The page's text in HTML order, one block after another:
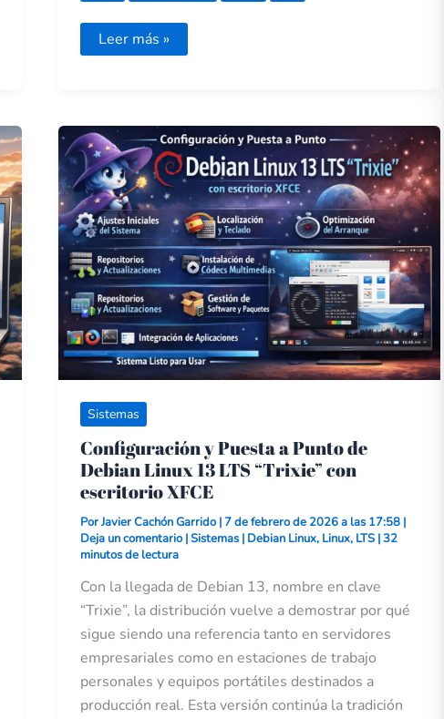
Leer más »
Sistemas
Configuración y Puesta a Punto de
Debian Linux 13 LTS “Trixie” con
escritorio XFCE
PorJavier Cachón Garrido| 7 de febrero de 2026 a las 17:58 |
Deja un comentario |Sistemas | Debian Linux, Linux, LTS |32
minutos de lectura
Con la llegada de Debian 13, nombre en clave
“Trixie”, la distribución vuelve a demostrar por qué
sigue siendo una referencia tanto en servidores
empresariales como en estaciones de trabajo
personales y equipos portátiles destinados a
producción real. Esta versión continúa la tradición
Configuración
y
Puesta
a
Punto
de
Debian
Linux
13
LTS
“Trixie”
con
escritorio
XFCE